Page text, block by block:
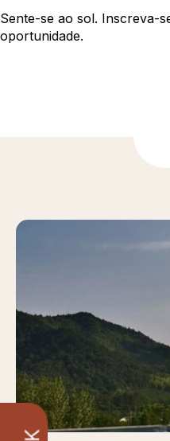
Sente-se ao sol. Inscreva-
oportunidade.